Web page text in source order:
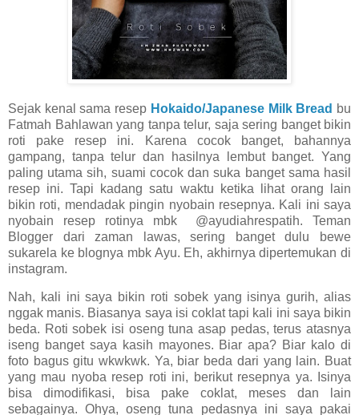
Sejak kenal sama resep Hokaido/Japanese Milk Bread bu
Fatmah Bahlawan yang tanpa telur, saja sering banget bikin
roti pake resep ini. Karena cocok banget, bahannya
gampang, tanpa telur dan hasilnya lembut banget. Yang
paling utama sih, suami cocok dan suka banget sama hasil
resep ini. Tapi kadang satu waktu ketika lihat orang lain
bikin roti, mendadak pingin nyobain resepnya. Kali ini saya
nyobain resep rotinya mbk @ayudiahrespatih. Teman
Blogger dari zaman lawas, sering banget dulu bewe
sukarela ke blognya mbk Ayu. Eh, akhirnya dipertemukan di
instagram.
Nah, kali ini saya bikin roti sobek yang isinya gurih, alias
nggak manis. Biasanya saya isi coklat tapi kali ini saya bikin
beda. Roti sobek isi oseng tuna asap pedas, terus atasnya
iseng banget saya kasih mayones. Biar apa? Biar kalo di
foto bagus gitu wkwkwk. Ya, biar beda dari yang lain. Buat
yang mau nyoba resep roti ini, berikut resepnya ya. Isinya
bisa dimodifikasi, bisa pake coklat, meses dan lain
sebagainya. Ohya, oseng tuna pedasnya ini saya pakai